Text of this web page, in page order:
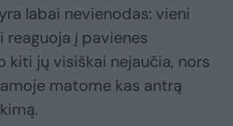
labai nevienodas: vieni
reaguoja į pavienes
kiti jų visiškai nejaučia, nors
matome kas antrą